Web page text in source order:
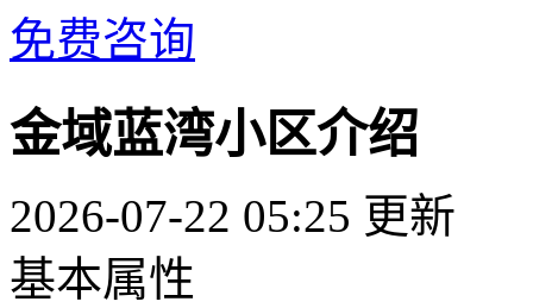
免费咨询
金域蓝湾小区介绍
2026-07-22 05:25 更新
基本属性